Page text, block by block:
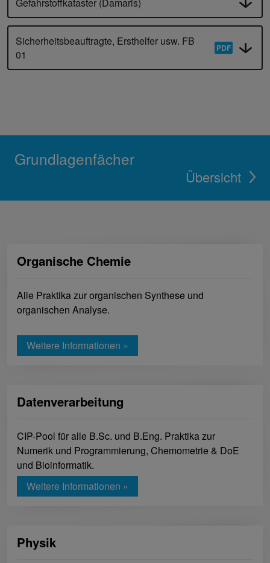
Sicherheitsbeauftragte, Ersthelfer usw. FB
01
Grundlagenfächer
Übersicht
Organische Chemie
Alle Praktika zur organischen Synthese und
organischen Analyse.
Weitere Informationen »
Datenverarbeitung
CIP-Pool für alle B.Sc. und B.Eng. Praktika zur
Numerik und Programmierung, Chemometrie & DoE
und Bioinformatik.
Weitere Informationen »
Physik